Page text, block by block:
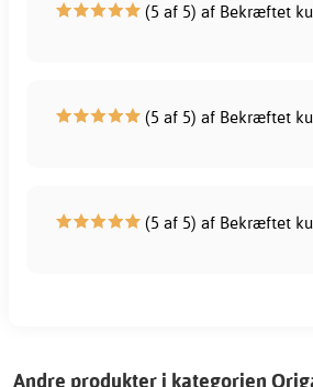
(5 af 5) af Bekræftet
(5 af 5) af Bekræftet
(5 af 5) af Bekræftet
Andre produkter i kategorien